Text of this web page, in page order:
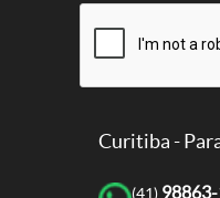
Curitiba -
(41)